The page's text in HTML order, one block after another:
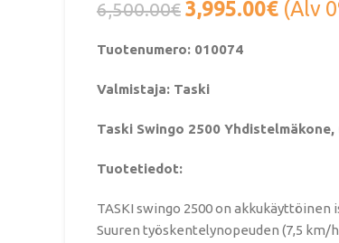
6,500.00€ 3,995.00€(Alv
Tuotenumero: 010074
Valmistaja: Taski
Taski Swingo 2500
Tuotetiedot:
TASKI swingo 2500 on
Suuren työskentelynopeuden (7,5 km/